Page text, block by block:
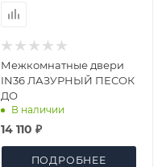
Межкомнатные двери
IN36 ЛАЗУРНЫЙ ПЕСОК
ДО
В наличии
14 110 ₽
ПОДРОБНЕЕ